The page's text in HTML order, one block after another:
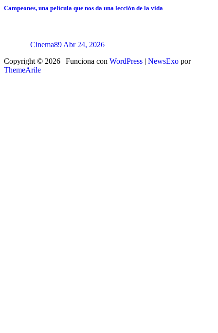
Campeones, una película que nos da una lección de la vida
Cinema89 Abr 24, 2026
Copyright © 2026 | Funciona con WordPress | NewsExo por
ThemeArile